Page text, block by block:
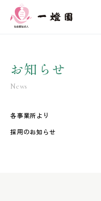
お知らせ
News
各事業所より
採用のお知らせ